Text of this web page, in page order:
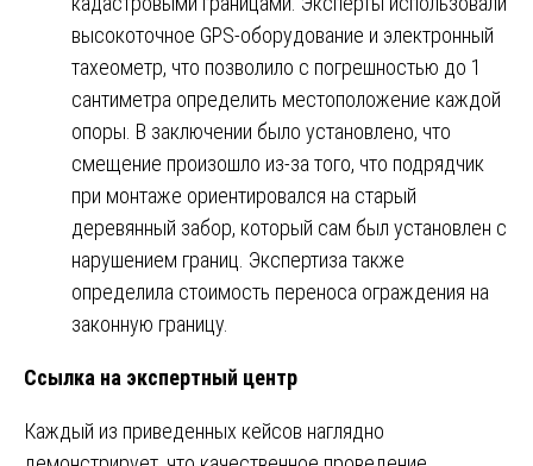
высокоточное GPS-оборудование и электронный
тахеометр, что позволило с погрешностью до 1
сантиметра определить местоположение каждой
опоры. В заключении было установлено, что
смещение произошло из-за того, что подрядчик
при монтаже ориентировался на старый
деревянный забор, который сам был установлен с
нарушением границ. Экспертиза также
определила стоимость переноса ограждения на
законную границу.
Ссылка на экспертный центр
Каждый из приведенных кейсов наглядно